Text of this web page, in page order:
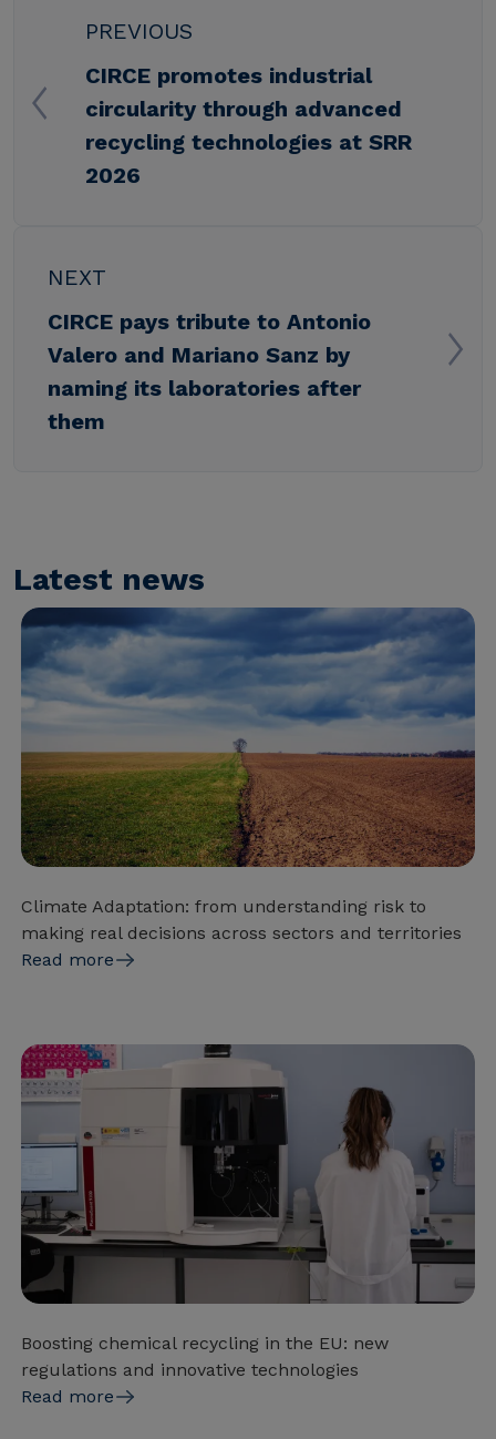
PREVIOUS
CIRCE promotes industrial
circularity through advanced
recycling technologies at SRR
2026
NEXT
CIRCE pays tribute to Antonio
Valero and Mariano Sanz by
naming its laboratories after
them
Latest news
Climate Adaptation: from understanding risk to
making real decisions across sectors and territories
Read more
Boosting chemical recycling in the EU: new
regulations and innovative technologies
Read more